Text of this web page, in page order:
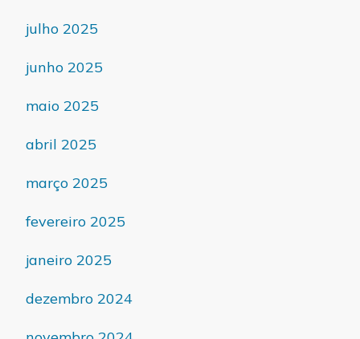
julho 2025
junho 2025
maio 2025
abril 2025
março 2025
fevereiro 2025
janeiro 2025
dezembro 2024